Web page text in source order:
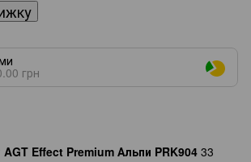
грн
AGT Effect Premium Альпи PRK904 33